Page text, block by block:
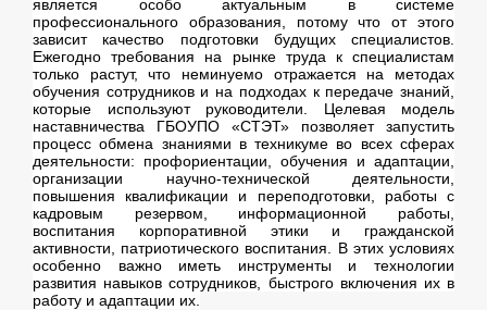
является особо актуальным в системе
профессионального образования, потому что от этого
зависит качество подготовки будущих специалистов.
Ежегодно требования на рынке труда к специалистам
только растут, что неминуемо отражается на методах
обучения сотрудников и на подходах к передаче знаний,
которые используют руководители. Целевая модель
наставничества ГБОУПО «СТЭТ» позволяет запустить
процесс обмена знаниями в техникуме во всех сферах
деятельности: профориентации, обучения и адаптации,
организации научно-технической деятельности,
повышения квалификации и переподготовки, работы с
кадровым резервом, информационной работы,
воспитания корпоративной этики и гражданской
активности, патриотического воспитания. В этих условиях
особенно важно иметь инструменты и технологии
развития навыков сотрудников, быстрого включения их в
работу и адаптации их.